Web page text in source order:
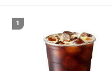
위
1